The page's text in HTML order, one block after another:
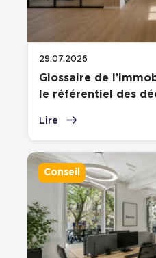
29.07.2026
Glossaire de
le référentiel des
Lire
Conseil